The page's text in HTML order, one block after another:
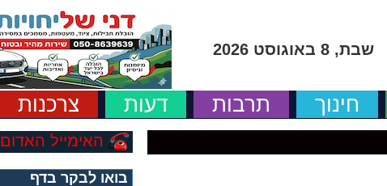
שבת, 8 באוגוסט 2026
חינוך תרבות דעות צרכנות
האימייל האדום
בואו לבקר בדף